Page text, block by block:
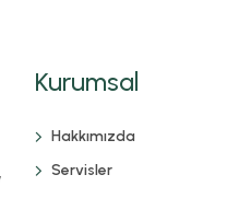
Kurumsal
Hakkımızda
Servisler